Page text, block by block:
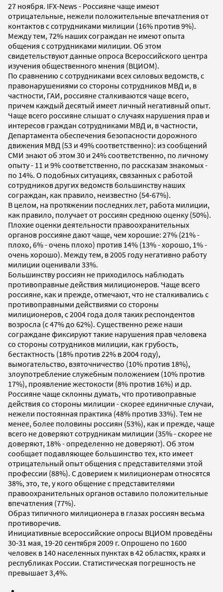
27 ноября. IFX-News - Россияне чаще имеют
отрицательные, нежели положительные впечатления от
контактов с сотрудниками милиции (16% против 9%).
Между тем, 72% наших сограждан не имеют опыта
общения с сотрудниками милиции. Об этом
свидетельствуют данные опроса Всероссийского центра
изучения общественного мнения (ВЦИОМ).
По сравнению с сотрудниками всех силовых ведомств, с
правонарушениями со стороны сотрудников МВД и, в
частности, ГАИ, россияне сталкиваются чаще всего,
причем каждый десятый имеет личный негативный опыт.
Чаще всего россияне слышат о случаях нарушения прав и
интересов граждан сотрудниками МВД и, в частности,
Департамента обеспечения безопасности дорожного
движения МВД (53 и 49% соответственно): из сообщений
СМИ знают об этом 30 и 24% соответственно, по личному
опыту - 11 и 9% соответственно, по рассказам знакомых -
по 14%. О подобных ситуациях, связанных с работой
сотрудников других ведомств большинству наших
сограждан, как правило, неизвестно (54-67%).
В целом, на протяжении последних лет, работа милиции,
как правило, получает от россиян среднюю оценку (50%).
Плохие оценки деятельности правоохранительных
органов россияне дают чаще, чем хорошие: 27% (21% -
плохо, 6% - очень плохо) против 14% (13% - хорошо, 1% -
очень хорошо). Между тем, в 2005 году негативно работу
милиции оценивали 33%.
Большинству россиян не приходилось наблюдать
противоправные действия милиционеров. Чаще всего
россияне, как и прежде, отмечают, что не сталкивались с
противоправными действиями со стороны
милиционеров, с 2004 года доля таких респондентов
возросла (с 47% до 62%). Существенно реже наши
сограждане фиксируют такие нарушения прав человека
со стороны сотрудников милиции, как грубость,
бестактность (18% против 22% в 2004 году),
вымогательство, взяточничество (10% против 18%),
злоупотребление служебным положением (10% против
17%), проявление жестокости (8% против 16%) и др.
Россияне чаще склонны думать, что противоправные
действия со стороны милиции - скорее единичные случаи,
нежели постоянная практика (48% против 33%). Тем не
менее, более половины россиян (53%), как и прежде, чаще
всего не доверяют сотрудникам милиции (35% - скорее не
доверяют, 18% - определенно не доверяют). Об этом
сообщает подавляющее большинство тех, кто имеет
отрицательный опыт общения с представителями этой
профессии (88%). С доверием к милиционерам относятся
38%, это, те, у кого общение с представителями
правоохранительных органов оставило положительные
впечатления (77%).
Образ типичного милиционера в глазах россиян весьма
противоречив.
Инициативные всероссийские опросы ВЦИОМ проведёны
30-31 мая, 19-20 сентября 2009 г. Опрошено по 1600
человек в 140 населенных пунктах в 42 областях, краях и
республиках России. Статистическая погрешность не
превышает 3,4%.